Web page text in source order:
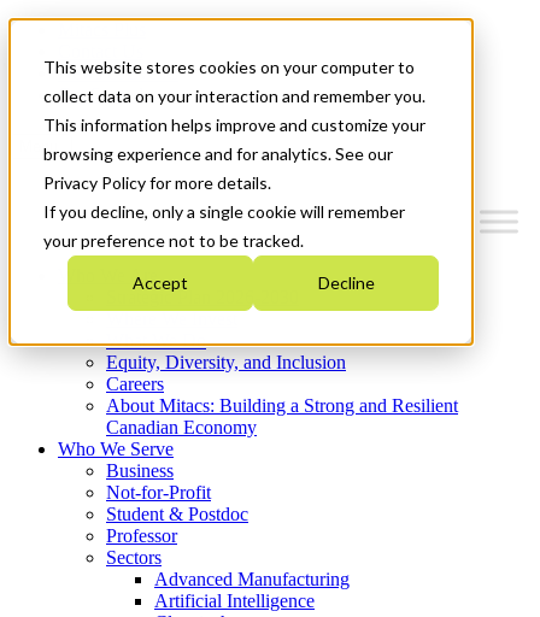
This website stores cookies on your computer to
collect data on your interaction and remember you.
This information helps improve and customize your
browsing experience and for analytics. See our
Privacy Policy for more details.
If you decline, only a single cookie will remember
your preference not to be tracked.
Accept Decline
News & Events
Get Started
Menu
Who We Are
Strategic Plan 2026-2030
What We Do
Equity, Diversity, and Inclusion
Careers
About Mitacs: Building a Strong and Resilient
Canadian Economy
Who We Serve
Business
Not-for-Profit
Student & Postdoc
Professor
Sectors
Advanced Manufacturing
Artificial Intelligence